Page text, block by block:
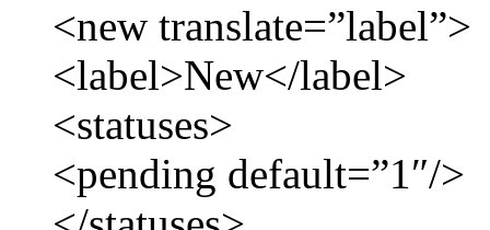
<new translate=”label”>
<label>New</label>
<statuses>
<pending default=”1″/>